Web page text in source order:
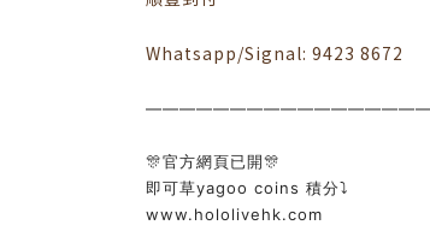
Whatsapp/Signal: 9423 8672
🎊官方網頁已開🎊
即可草yagoo coins 積分⤵️
www.hololivehk.com